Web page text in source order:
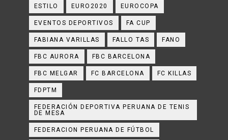
ESTILO EURO2020 EUROCOPA
EVENTOS DEPORTIVOS FA CUP
FABIANA VARILLAS FALLO TAS FANO
FBC AURORA FBC BARCELONA
FBC MELGAR FC BARCELONA FC KILLAS
FDPTM
FEDERACIÓN DEPORTIVA PERUANA DE TENIS
DE MESA
FEDERACION PERUANA DE FÚTBOL